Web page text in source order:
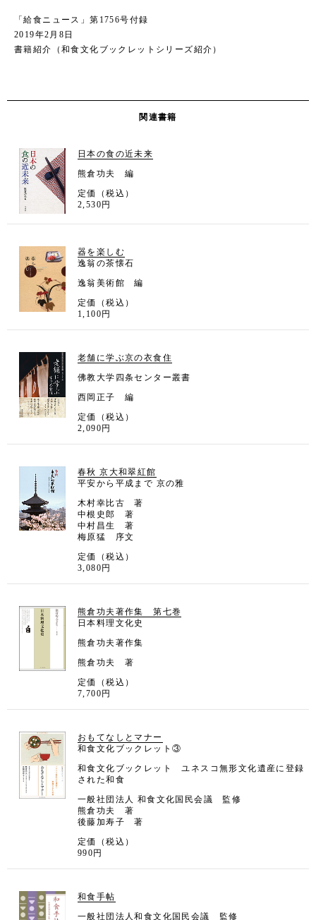
「給食ニュース」第1756号付録
2019年2月8日
書籍紹介（和食文化ブックレットシリーズ紹介）
関連書籍
日本の食の近未来
熊倉功夫 編
定価（税込）
2,530円
器を楽しむ
逸翁の茶懐石
逸翁美術館 編
定価（税込）
1,100円
老舗に学ぶ京の衣食住
佛教大学四条センター叢書
西岡正子 編
定価（税込）
2,090円
春秋 京大和翠紅館
平安から平成まで 京の雅
木村幸比古 著
中根史郎 著
中村昌生 著
梅原猛 序文
定価（税込）
3,080円
熊倉功夫著作集 第七巻
日本料理文化史
熊倉功夫著作集
熊倉功夫 著
定価（税込）
7,700円
おもてなしとマナー
和食文化ブックレット③
和食文化ブックレット ユネスコ無形文化遺産に登録
された和食
一般社団法人 和食文化国民会議 監修
熊倉功夫 著
後藤加寿子 著
定価（税込）
990円
和食手帖
一般社団法人和食文化国民会議 監修